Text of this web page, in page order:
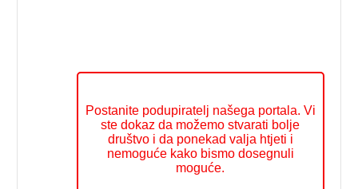
Postanite podupiratelj našega portala. Vi
ste dokaz da možemo stvarati bolje
društvo i da ponekad valja htjeti i
nemoguće kako bismo dosegnuli
moguće.